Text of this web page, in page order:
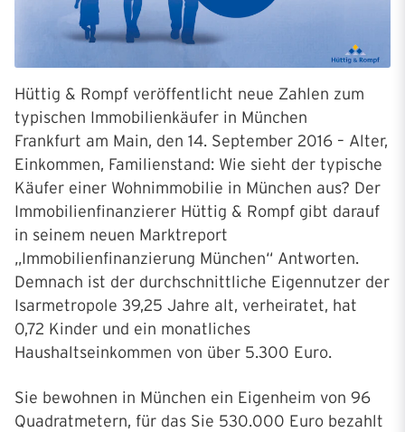
Hüttig & Rompf veröffentlicht neue Zahlen zum
typischen Immobilienkäufer in München
Frankfurt am Main, den 14. September 2016 – Alter,
Einkommen, Familienstand: Wie sieht der typische
Käufer einer Wohnimmobilie in München aus? Der
Immobilienfinanzierer Hüttig & Rompf gibt darauf
in seinem neuen Marktreport
„Immobilienfinanzierung München“ Antworten.
Demnach ist der durchschnittliche Eigennutzer der
Isarmetropole 39,25 Jahre alt, verheiratet, hat
0,72 Kinder und ein monatliches
Haushaltseinkommen von über 5.300 Euro.
Sie bewohnen in München ein Eigenheim von 96
Quadratmetern, für das Sie 530.000 Euro bezahlt